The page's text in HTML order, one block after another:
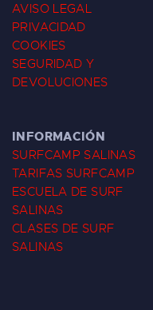
AVISO LEGAL
PRIVACIDAD
COOKIES
SEGURIDAD Y
DEVOLUCIONES
INFORMACIÓN
SURFCAMP SALINAS
TARIFAS SURFCAMP
ESCUELA DE SURF
SALINAS
CLASES DE SURF
SALINAS